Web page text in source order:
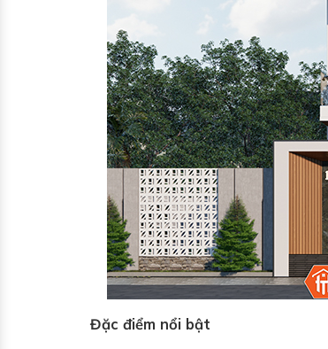
Đặc điểm nổi bật